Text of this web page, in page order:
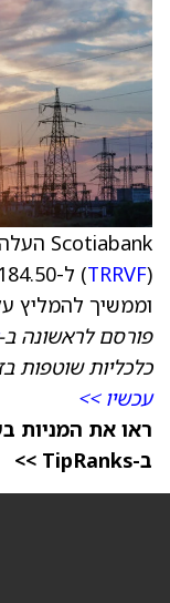
Scotiabank העלה את
(TRRVF
וממשיך להמליץ
פורסם לראשונה
כלכליות שוטפות
עכשיו >>
ראו את המניות
ב-TipRanks >>